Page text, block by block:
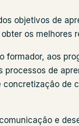
objetivos de
os melhores
formador, aos
de
concretização de
e